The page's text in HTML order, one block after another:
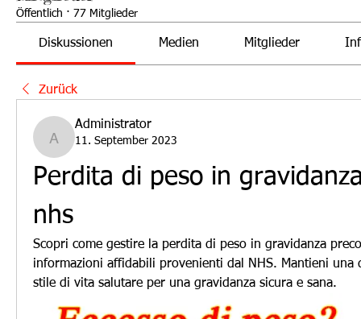
Öffentlich · 77 Mitglieder
Diskussionen Medien Mitglieder
Zurück
Administrator
Administrator
11. September 2023
Perdita di peso in
nhs
Scopri come gestire la perdita di peso in gravidanza
informazioni affidabili provenienti dal NHS. Mantieni una
stile di vita salutare per una gravidanza sicura e sana.